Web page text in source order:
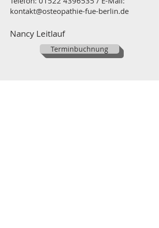
kontakt@osteopathie-fue-berlin.de
Nancy Leitlauf
Terminbuchnung